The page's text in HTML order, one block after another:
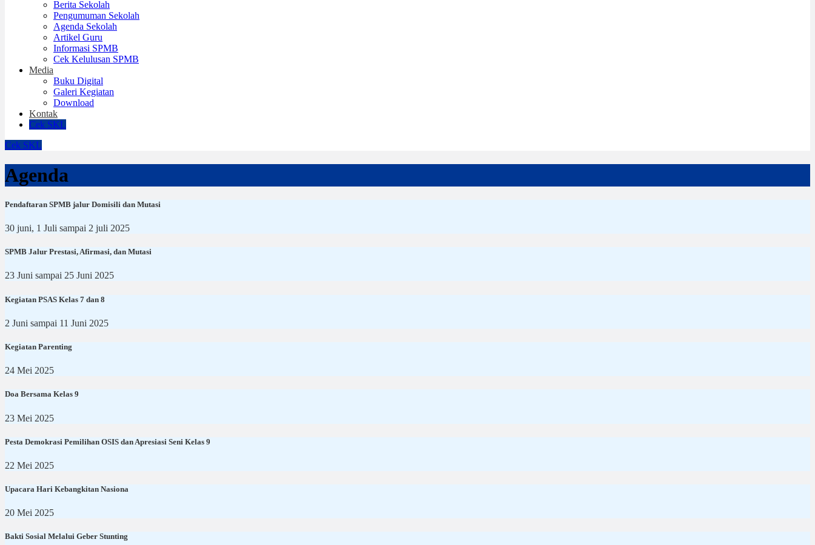
Berita Sekolah
Pengumuman Sekolah
Agenda Sekolah
Artikel Guru
Informasi SPMB
Cek Kelulusan SPMB
Media
Buku Digital
Galeri Kegiatan
Download
Kontak
Cek SKL
Cek SKL
Agenda
Pendaftaran SPMB jalur Domisili dan Mutasi
30 juni, 1 Juli sampai 2 juli 2025
SPMB Jalur Prestasi, Afirmasi, dan Mutasi
23 Juni sampai 25 Juni 2025
Kegiatan PSAS Kelas 7 dan 8
2 Juni sampai 11 Juni 2025
Kegiatan Parenting
24 Mei 2025
Doa Bersama Kelas 9
23 Mei 2025
Pesta Demokrasi Pemilihan OSIS dan Apresiasi Seni Kelas 9
22 Mei 2025
Upacara Hari Kebangkitan Nasiona
20 Mei 2025
Bakti Sosial Melalui Geber Stunting